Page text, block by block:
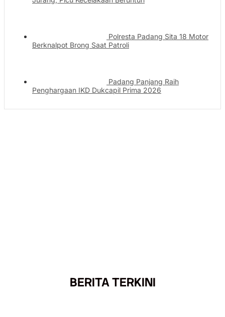
Polresta Padang Sita 18 Motor
Berknalpot Brong Saat Patroli
Padang Panjang Raih
Penghargaan IKD Dukcapil Prima 2026
BERITA TERKINI